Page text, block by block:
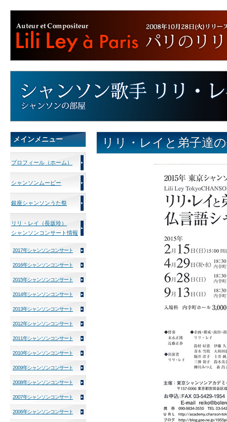
リリ・レイと弟子達
メインメニュー
プロフィール（ホーム）
シャンソンムービー
銀座シャンソンうた祭
リリ・レイ（長坂玲）
シャンソンコンサート情報
2017年シャンソンコンサート
2016年シャンソンコンサート
2015年シャンソンコンサート
2014年シャンソンコンサート
2013年シャンソンコンサート
2012年シャンソンコンサート
2011年シャンソンコンサート
2010年シャンソンコンサート
2009年シャンソンコンサート
2008年シャンソンコンサート
2007年シャンソンコンサート
2006年シャンソンコンサート